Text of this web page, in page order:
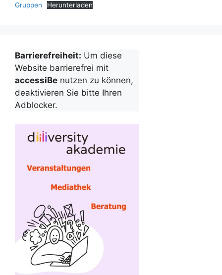
Gruppen
Herunterladen
Barrierefreiheit: Um diese
Website barrierefrei mit
accessiBe nutzen zu können,
deaktivieren Sie bitte Ihren
Adblocker.